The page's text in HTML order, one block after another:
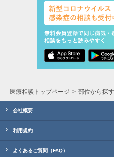
医療相談トップページ 部位から探す
会社概要
利用規約
よくあるご質問（FAQ）